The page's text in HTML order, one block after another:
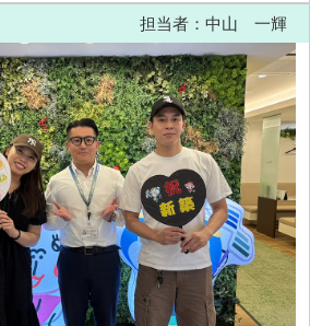
担当者：中山 一輝